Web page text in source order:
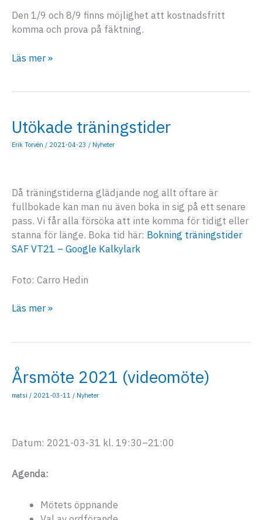
Den 1/9 och 8/9 finns möjlighet att kostnadsfritt
komma och prova på fäktning.
Våravslutning
Läs mer »
Utökade träningstider
Erik Torvén / 2021-04-23 / Nyheter
Då träningstiderna glädjande nog allt oftare är
fullbokade kan man nu även boka in sig på ett senare
pass. Vi får alla försöka att inte komma för tidigt eller
stanna för länge. Boka tid här: Bokning träningstider
SAF VT21 – Google Kalkylark
Foto: Carro Hedin
Utökade
Läs mer »
Årsmöte 2021 (videomöte)
matsi / 2021-03-11 / Nyheter
Datum: 2021-03-31 kl. 19:30–21:00
Agenda:
Mötets öppnande